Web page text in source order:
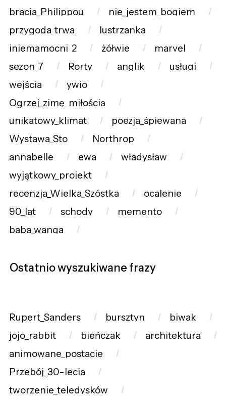
bracia_Philippou
nie_jestem_bogiem
przygoda_trwa
lustrzanka
iniemamocni_2
żółwie
marvel
sezon_7
Rorty anglik
usługi
wejścia
ywio
Ogrzej_zimę_miłością
unikatowy_klimat
poezja_śpiewana
Wystawa_Sto
Northrop
annabelle
ewa
władysław
wyjątkowy_projekt
recenzja_Wielka_Szóstka
ocalenie
90_lat
schody
memento
baba_wanga
Ostatnio wyszukiwane frazy
Rupert_Sanders bursztyn
biwak
jojo_rabbit
bieńczak
architektura
animowane_postacie
Przebój_30-lecia
tworzenie_teledysków